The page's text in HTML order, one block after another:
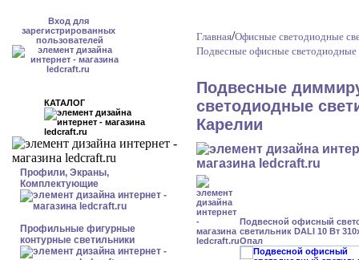
Вход для
зарегистрированных
пользователей
КАТАЛОГ
Профили, Экраны,
Комплектующие
Профильные фигурные
контурные светильники
Главная/Офисные светодиодные
Подвесные офисные
Подвесные
светодиодные
Карелии
Подвесной офисный
светильник DALI 10 Вт
Опал